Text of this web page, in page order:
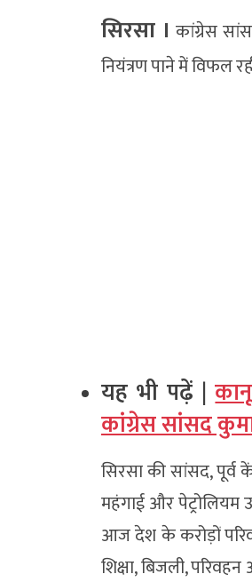
सिरसा । कांग्रेस
नियंत्रण पाने में विफल
यह भी पढ़ें |
कांग्रेस सांसद
सिरसा की सांसद, पूर्व
महंगाई और पेट्रोलियम
आज देश के करोड़ों
शिक्षा, बिजली,